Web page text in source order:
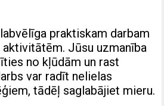
praktiskam darbam
Jūsu uzmanība
no kļūdām un rast
var radīt nelielas
tādēļ saglabājiet mieru.